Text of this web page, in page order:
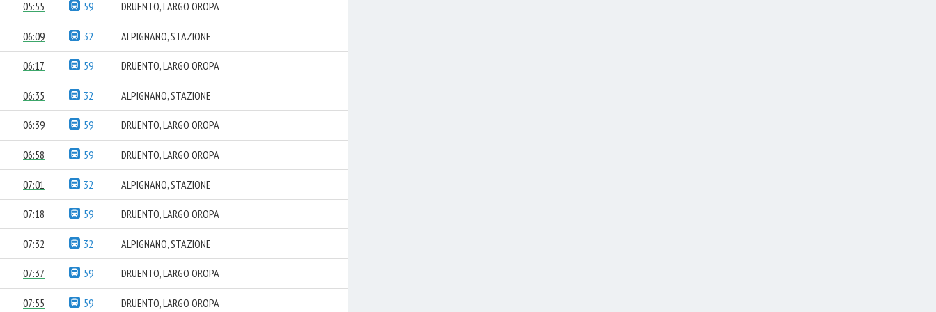
05:55 59 DRUENTO, LARGO OROPA
06:09 32 ALPIGNANO, STAZIONE
06:17 59 DRUENTO, LARGO OROPA
06:35 32 ALPIGNANO, STAZIONE
06:39 59 DRUENTO, LARGO OROPA
06:58 59 DRUENTO, LARGO OROPA
07:01 32 ALPIGNANO, STAZIONE
07:18 59 DRUENTO, LARGO OROPA
07:32 32 ALPIGNANO, STAZIONE
07:37 59 DRUENTO, LARGO OROPA
07:55 59 DRUENTO, LARGO OROPA